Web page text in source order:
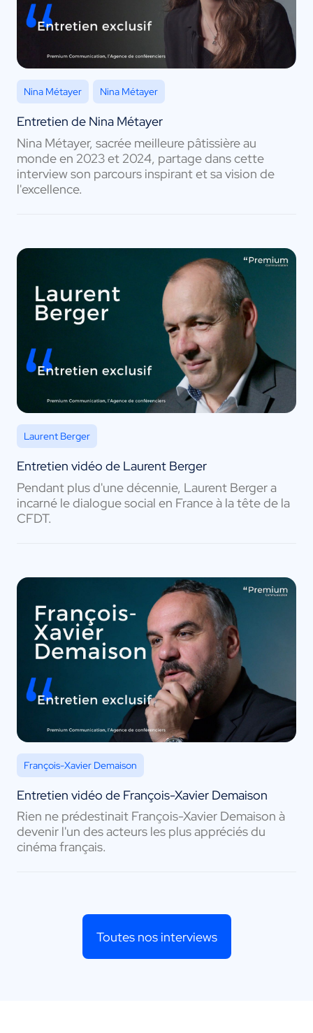
Nina Métayer Nina Métayer
Entretien de Nina Métayer
Nina Métayer, sacrée meilleure pâtissière au
monde en 2023 et 2024, partage dans cette
interview son parcours inspirant et sa vision de
l'excellence.
Laurent Berger
Entretien vidéo de Laurent Berger
Pendant plus d'une décennie, Laurent Berger a
incarné le dialogue social en France à la tête de la
CFDT.
François-Xavier Demaison
Entretien vidéo de François-Xavier Demaison
Rien ne prédestinait François-Xavier Demaison à
devenir l'un des acteurs les plus appréciés du
cinéma français.
Toutes nos interviews